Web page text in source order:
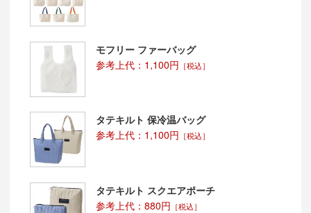
モフリー ファーバッグ
参考上代：1,100円 ［税込］
タテキルト 保冷温バッグ
参考上代：1,100円 ［税込］
タテキルト スクエアポーチ
参考上代：880円 ［税込］